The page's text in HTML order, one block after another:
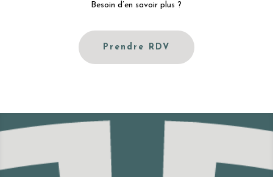
Besoin d’en savoir plus ?
Prendre RDV